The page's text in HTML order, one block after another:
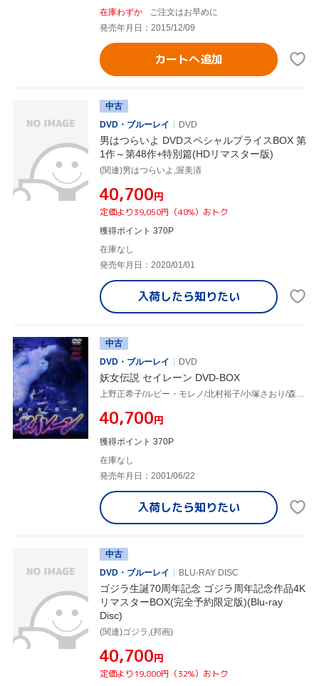
在庫わずか
ご注文はお早めに
発売年月日：2015/12/09
カートへ追加
中古
DVD・ブルーレイ
DVD
男はつらいよ DVDスペシャルプライスBOX 第
1作～第48作+特別篇(HDリマスター版)
(関連)男はつらいよ,渥美清
¥40,700円
定価より39,050円（48%）おトク
獲得ポイント 370P
在庫なし
発売年月日：2020/01/01
入荷したら知りたい
中古
DVD・ブルーレイ
DVD
妖女伝説 セイレーン DVD-BOX
¥40,700円
獲得ポイント 370P
在庫なし
発売年月日：2001/06/22
入荷したら知りたい
中古
DVD・ブルーレイ
BLU-RAY DISC
ゴジラ生誕70周年記念 ゴジラ周年記念作品4K
リマスターBOX(完全予約限定版)(Blu-ray
Disc)
(関連)ゴジラ,(邦画)
¥40,700円
定価より19,800円（32%）おトク